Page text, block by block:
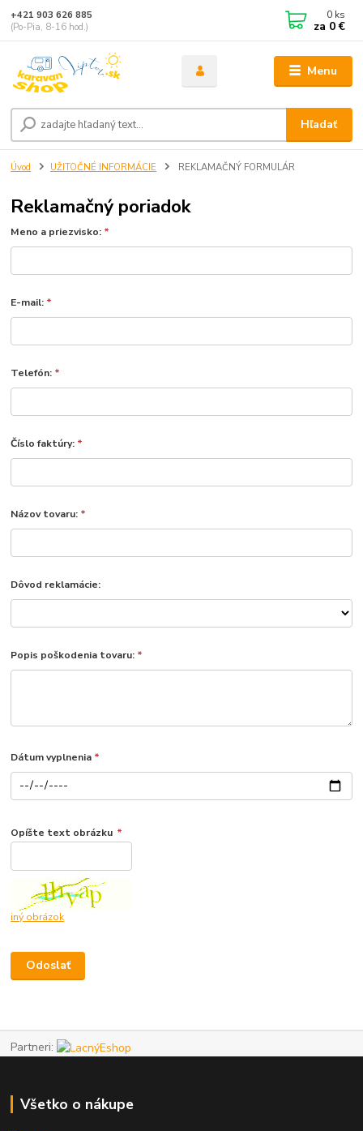
Menu
Hľadať
+421 903 626 885
(Po-Pia, 8-16 hod.)
0 ks
za 0 €
Úvod UŽITOČNÉ INFORMÁCIE REKLAMAČNÝ FORMULÁR
Reklamačný poriadok
Meno a priezvisko: *
E-mail: *
Telefón: *
Číslo faktúry: *
Názov tovaru: *
Dôvod reklamácie:
Popis poškodenia tovaru: *
Dátum vyplnenia *
Opíšte text obrázku *
iný obrázok
Partneri:
Všetko o nákupe